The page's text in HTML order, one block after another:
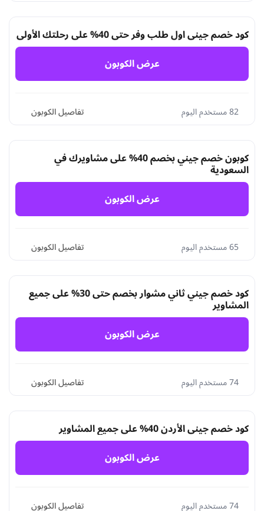
كود خصم جيني اول طلب وفر حتى 40% على رحلتك الأولي
عرض الكوبون
82 مستخدم اليوم تفاصيل الكوبون
كوبون خصم جيني بخصم 40% على مشاويرك في
السعودية
عرض الكوبون
65 مستخدم اليوم تفاصيل الكوبون
كود خصم جيني ثاني مشوار بخصم حتى 30% على جميع
المشاوير
عرض الكوبون
74 مستخدم اليوم تفاصيل الكوبون
كود خصم جيني الأردن 40% على جميع المشاوير
عرض الكوبون
74 مستخدم اليوم تفاصيل الكوبون